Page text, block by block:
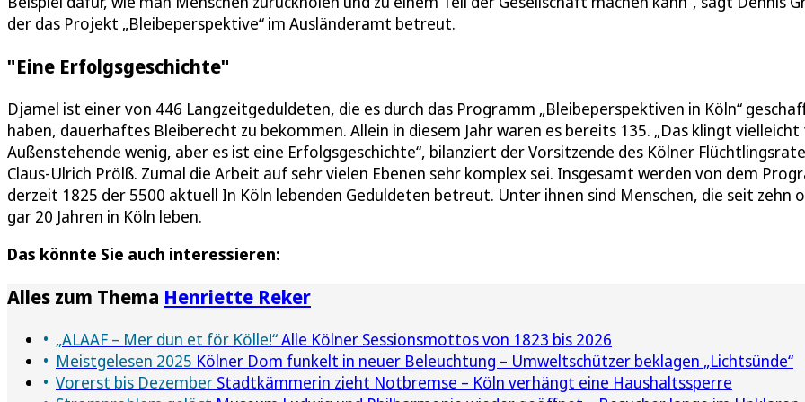
der das Projekt „Bleibeperspektive“ im Ausländeramt betreut.
"Eine Erfolgsgeschichte"
Djamel ist einer von 446 Langzeitgeduldeten, die es durch das Programm „Bleibeperspektiven in Köln“
haben, dauerhaftes Bleiberecht zu bekommen. Allein in diesem Jahr waren es bereits 135. „Das klingt
Außenstehende wenig, aber es ist eine Erfolgsgeschichte“, bilanziert der Vorsitzende des Kölner
Claus-Ulrich Prölß. Zumal die Arbeit auf sehr vielen Ebenen sehr komplex sei. Insgesamt werden von dem
derzeit 1825 der 5500 aktuell In Köln lebenden Geduldeten betreut. Unter ihnen sind Menschen, die seit zehn
gar 20 Jahren in Köln leben.
Das könnte Sie auch interessieren:
Alles zum Thema Henriette Reker
„ALAAF – Mer dun et för Kölle!“Alle Kölner Sessionsmottos von 1823 bis 2026
Meistgelesen 2025 Kölner Dom funkelt in neuer Beleuchtung – Umweltschützer beklagen „Lichtsünde“
Vorerst bis Dezember Stadtkämmerin zieht Notbremse – Köln verhängt eine Haushaltssperre